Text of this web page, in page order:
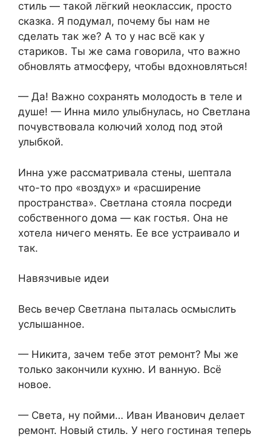
стиль — такой лёгкий неоклассик, просто
сказка. Я подумал, почему бы нам не
сделать так же? А то у нас всё как у
стариков. Ты же сама говорила, что важно
обновлять атмосферу, чтобы вдохновляться!
— Да! Важно сохранять молодость в теле и
душе! — Инна мило улыбнулась, но Светлана
почувствовала колючий холод под этой
улыбкой.
Инна уже рассматривала стены, шептала
что-то про «воздух» и «расширение
пространства». Светлана стояла посреди
собственного дома — как гостья. Она не
хотела ничего менять. Ее все устраивало и
так.
Навязчивые идеи
Весь вечер Светлана пыталась осмыслить
услышанное.
— Никита, зачем тебе этот ремонт? Мы же
только закончили кухню. И ванную. Всё
новое.
— Света, ну пойми… Иван Иванович делает
ремонт. Новый стиль. У него гостиная теперь